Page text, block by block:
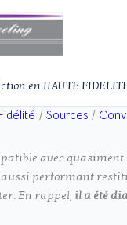
en HAUTE
Sources
avec
aussi performant
En rappel, il a été